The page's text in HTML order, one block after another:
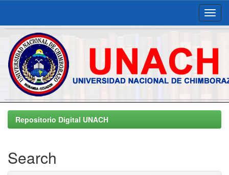
Skip
navigationRepositorio Digital UNACH
Search